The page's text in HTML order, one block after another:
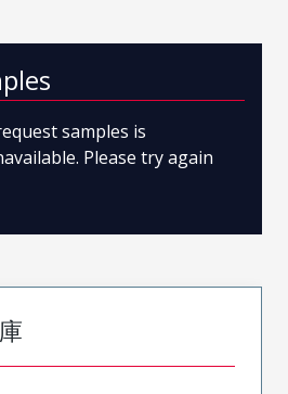
samples is
Please try again